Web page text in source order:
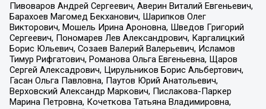
Пивоваров Андрей Сергеевич, Аверин Виталий Евгеньевич,
Барахоев Магомед Бекханович, Шарипков Олег
Викторович, Мошель Ирина Ароновна, Шведов Григорий
Сергеевич, Пономарев Лев Александрович, Каргалицкий
Борис Юльевич, Созаев Валерий Валерьевич, Исламов
Тимур Рифгатович, Романова Ольга Евгеньевна, Щаров
Сергей Алексадрович, Цирульников Борис Альбертович,
Гасан Ольга Павловна, Паутов Юрий Анатольевич,
Верховский Александр Маркович, Пислакова-Паркер
Марина Петровна, Кочеткова Татьяна Владимировна,